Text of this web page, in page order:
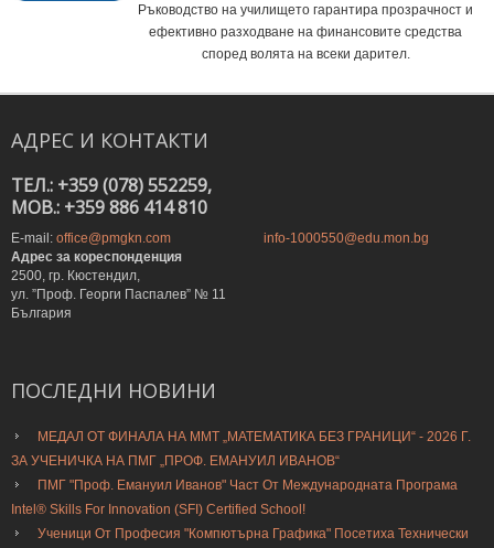
Ръководство на училището гарантира прозрачност и
ефективно разходване на финансовите средства
според волята на всеки дарител.
АДРЕС И КОНТАКТИ
ТЕЛ.: +359 (078) 552259,
MOB.: +359 886 414 810
E-mail: office@pmgkn.com
info-1000550@edu.mon.bg
Адрес за кореспонденция
2500, гр. Кюстендил,
ул. ”Проф. Георги Паспалев” № 11
България
ПОСЛЕДНИ НОВИНИ
МЕДАЛ ОТ ФИНАЛА НА ММТ „МАТЕМАТИКА БЕЗ ГРАНИЦИ“ - 2026 Г.
ЗА УЧЕНИЧКА НА ПМГ „ПРОФ. ЕМАНУИЛ ИВАНОВ“
ПМГ "Проф. Емануил Иванов" Част От Международната Програма
Intel® Skills For Innovation (SFI) Certified School!
Ученици От Професия "Компютърна Графика" Посетиха Технически